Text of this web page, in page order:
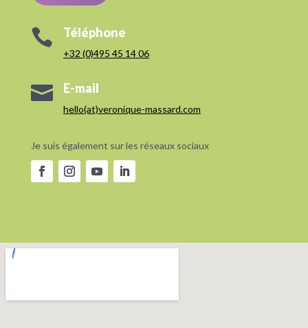
 Téléphone
+32 (0)495 45 14 06
 E-mail
hello(at)veronique-massard.com
Je suis également sur les réseaux sociaux